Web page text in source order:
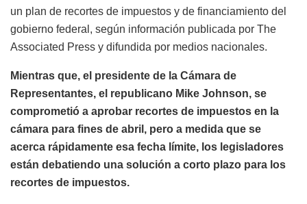
un plan de recortes de impuestos y de financiamiento del
gobierno federal, según información publicada por The
Associated Press y difundida por medios nacionales.
Mientras que, el presidente de la Cámara de
Representantes, el republicano Mike Johnson, se
comprometió a aprobar recortes de impuestos en la
cámara para fines de abril, pero a medida que se
acerca rápidamente esa fecha límite, los legisladores
están debatiendo una solución a corto plazo para los
recortes de impuestos.